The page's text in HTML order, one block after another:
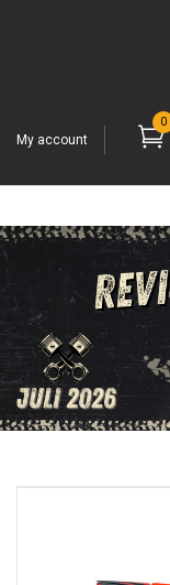
My account
0